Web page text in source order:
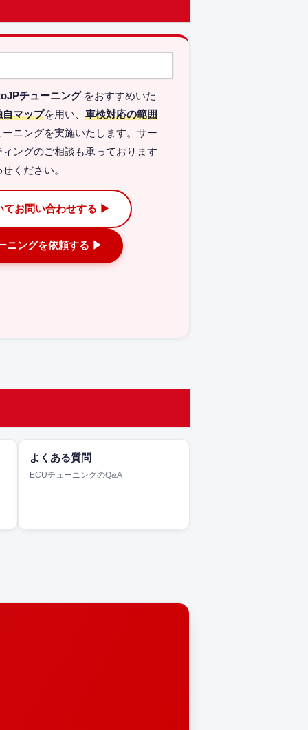
チューニングをおすすめいた
自マップを用い、 車検対応の範囲
ニングを実施いたします。サー
ングのご相談も承っております
ください。
てお問い合わせする ▶
ニングを依頼する ▶
よくある質問
ECUチューニングのQ&A